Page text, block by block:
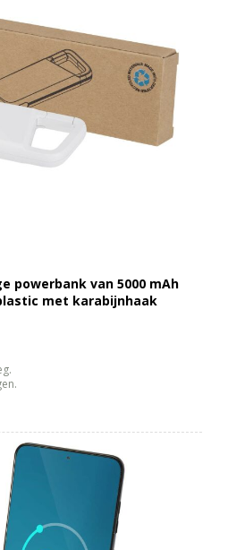
powerbank van 5000 mAh
met karabijnhaak